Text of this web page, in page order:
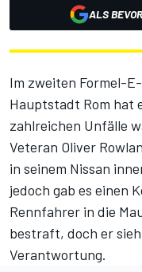
ALS
Im zweiten Formel-
Hauptstadt Rom hat
zahlreichen Unfälle
Veteran Oliver
in seinem Nissan
jedoch gab es einen
Rennfahrer in die
bestraft, doch er
Verantwortung.